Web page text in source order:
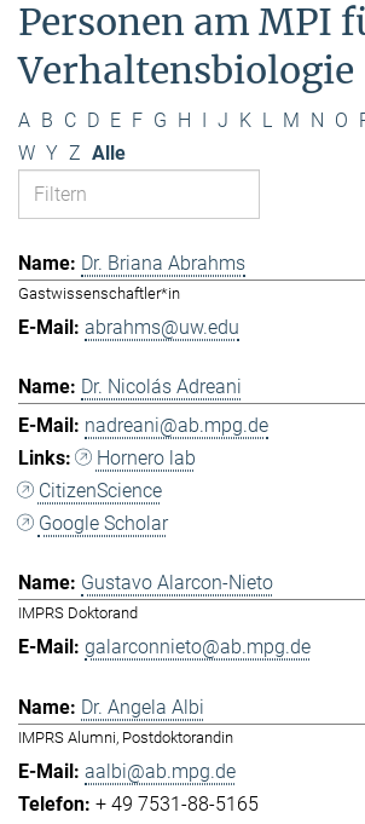
Personen am MPI
Verhaltensbiologie
A B C D E F G H J K L M N O
W Y Z Alle
Dr. Briana Abrahms
Gastwissenschaftler*in
abrahms@uw.edu
Dr. Nicolás Adreani
nadreani@ab.mpg.de
Hornero lab
CitizenScience
Google Scholar
Gustavo Alarcon-Nieto
IMPRS Doktorand
galarconnieto@ab.mpg.de
Dr. Angela Albi
IMPRS Alumni, Postdoktorandin
aalbi@ab.mpg.de
+ 49 7531-88-5165